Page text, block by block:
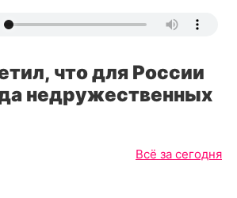
что для России
недружественных
Всё за сегодня